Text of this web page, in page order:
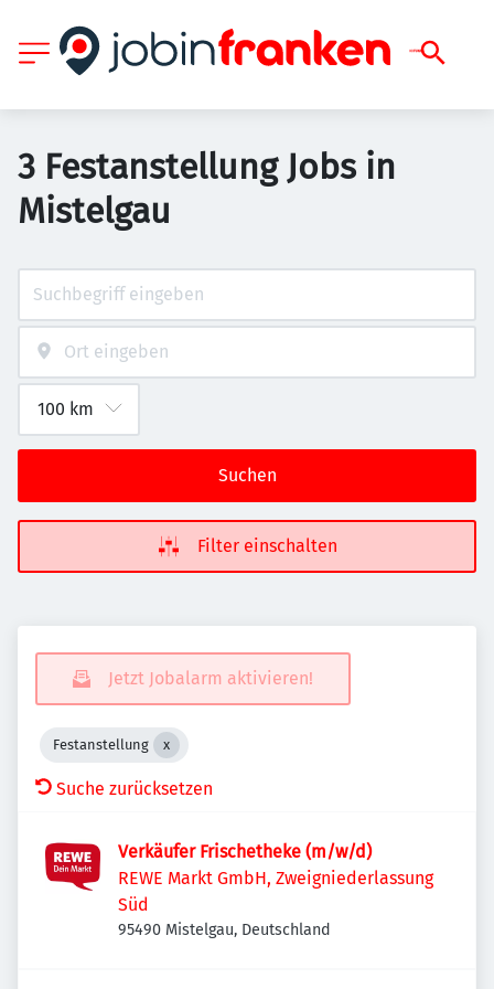
3 Festanstellung Jobs in
Mistelgau
Suchen
Filter einschalten
Jetzt Jobalarm aktivieren!
Festanstellung
Suche zurücksetzen
Verkäufer Frischetheke (m/w/d)
REWE Markt GmbH, Zweigniederlassung
Süd
95490 Mistelgau, Deutschland